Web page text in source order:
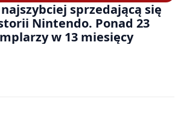
sprzedającą się
Nintendo. Ponad 23
w 13 miesięcy